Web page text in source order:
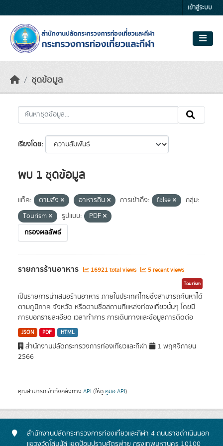
เข้าสู่ระบบ
ชุดข้อมูล
เรียงโดย
พบ 1 ชุดข้อมูล
แท็ค: ตามสั่ง อาหารถิ่น การเข้าถึง: false
กลุ่ม:
Tourism
รูปแบบ:
PDF
กรองผลลัพธ์
รายการร้านอาหาร 16921 total views 5 recent views
Tourism
เป็นรายการนำเสนอร้านอาหาร ภายในประเทศไทยซึ่งสามารถค้นหาได้
ตามภูมิภาค จังหวัด หรือตามชื่อสถานที่แหล่งท่องเที่ยวนั้นๆ โดยมี
การบอกรายละเอียด เวลาทำการ การเดินทางและข้อมูลการติดต่อ
JSON PDF HTML
สำนักงานปลัดกระทรวงการท่องเที่ยวและกีฬา
1 พฤศจิกายน
2566
คุณสามารถเข้าถึงคลังทาง API (ให้ดู คู่มือ API).
สำนักงานปลัดกระทรวงการท่องเที่ยวและกีฬา 4 ถนนราชดำเนินนอก
แขวงวัดโสมนัส เขตป้อมปราบศัตรูพ่าย กรุงเทพมหานคร 10100